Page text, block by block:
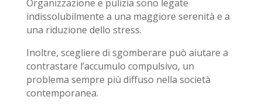
Organizzazione e pulizia sono legate
indissolubilmente a una maggiore serenità e a
una riduzione dello stress.
Inoltre, scegliere di sgomberare può aiutare a
contrastare l’accumulo compulsivo, un
problema sempre più diffuso nella società
contemporanea.